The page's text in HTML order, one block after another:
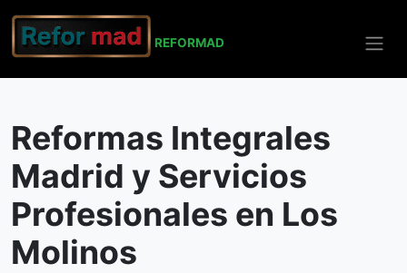
REFORMAD
Inicio Los Molinos
Reformas Integrales
Madrid y Servicios
Profesionales en Los
Molinos